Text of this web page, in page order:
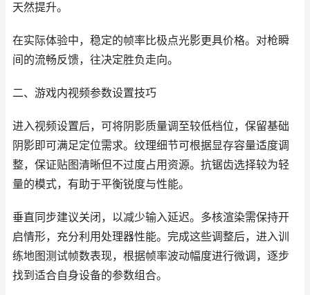
天然提升。
在实际体验中，稳定的帧率比极点光影更具价格。对枪瞬
间的流畅反馈，往决定胜负走向。
二、游戏内视频参数设置技巧
进入视频设置后，可将阴影质量调至较低档位，保留基础
阴影即可满足定位需求。纹理细节可根据显存容量适度调
整，保证贴图清晰但不过度占用资源。抗锯齿选择较为轻
量的模式，有助于平衡锐度与性能。
垂直同步建议关闭，以减少输入延迟。多核渲染需保持开
启情形，充分利用处理器性能。完成这些调整后，进入训
练地图测试帧数表现，根据帧率波动幅度进行微调，逐步
找到适合自身设备的参数组合。